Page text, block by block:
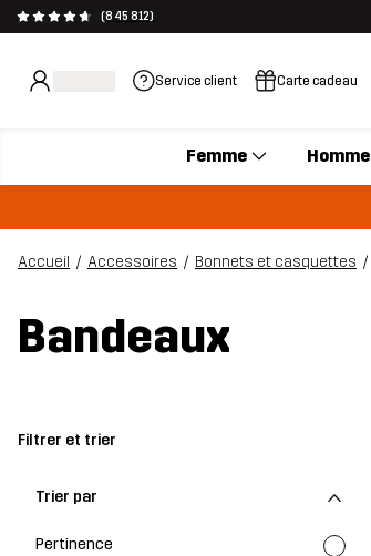
(845 812)
Service client Carte cadeau
Femme Homme
Accueil Accessoires Bonnets et casquettes
Bandeaux
Filtrer et trier
Trier par
Pertinence